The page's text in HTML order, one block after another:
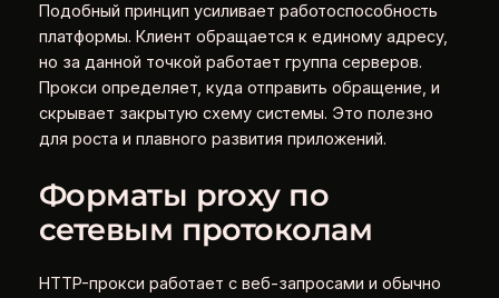
Подобный принцип усиливает работоспособность
платформы. Клиент обращается к единому адресу,
но за данной точкой работает группа серверов.
Прокси определяет, куда отправить обращение, и
скрывает закрытую схему системы. Это полезно
для роста и плавного развития приложений.
Форматы proxy по
сетевым протоколам
HTTP-прокси работает с веб-запросами и обычно